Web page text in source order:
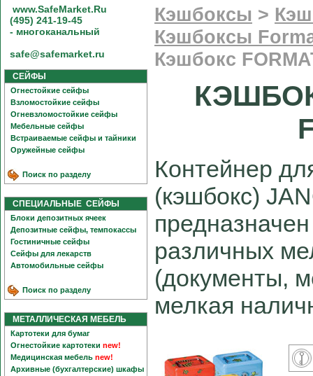
www.SafeMarket.Ru
(495) 241-19-45
- многоканальный
safe@safemarket.ru
СЕЙФЫ
Огнестойкие сейфы
Взломостойкие сейфы
Огневзломостойкие сейфы
Мебельные сейфы
Встраиваемые сейфы и тайники
Оружейные сейфы
Поиск по разделу
СПЕЦИАЛЬНЫЕ СЕЙФЫ
Блоки депозитных ячеек
Депозитные сейфы, темпокассы
Гостиничные сейфы
Сейфы для лекарств
Автомобильные сейфы
Поиск по разделу
МЕТАЛЛИЧЕСКАЯ МЕБЕЛЬ
Картотеки для бумаг
Огнестойкие картотеки new!
Медицинская мебель new!
Архивные (бухгалтерские) шкафы
Кэшбоксы >
Кэшбоксы
Кэшбокс
Контейнер
(кэшбокс)
различных
(документы,
мелкая